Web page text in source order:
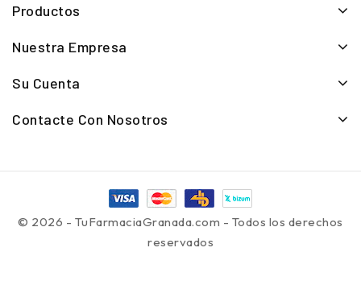
Productos
Nuestra Empresa
Su Cuenta
Contacte Con Nosotros
© 2026 - TuFarmaciaGranada.com - Todos los derechos
reservados